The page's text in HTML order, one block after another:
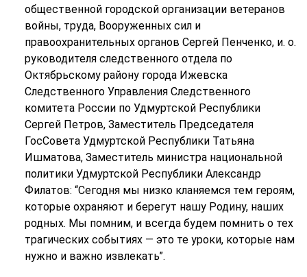
общественной городской организации ветеранов
войны, труда, Вооруженных сил и
правоохранительных органов Сергей Пенченко, и. о.
руководителя следственного отдела по
Октябрьскому району города Ижевска
Следственного Управления Следственного
комитета России по Удмуртской Республики
Сергей Петров, Заместитель Председателя
ГосСовета Удмуртской Республики Татьяна
Ишматова, Заместитель министра национальной
политики Удмуртской Республики Александр
Филатов: “Сегодня мы низко кланяемся тем героям,
которые охраняют и берегут нашу Родину, наших
родных. Мы помним, и всегда будем помнить о тех
трагических событиях — это те уроки, которые нам
нужно и важно извлекать”.